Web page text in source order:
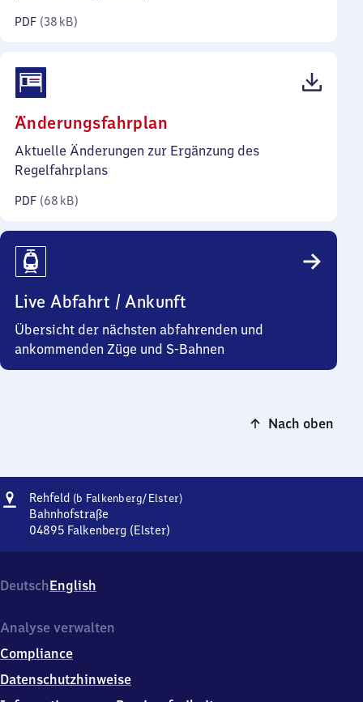
PDF (38 kB)
Änderungsfahrplan
68
Aktuelle Änderungen zur Ergänzung des
Regelfahrplans
PDF (68 kB)
Live Abfahrt / Ankunft
Übersicht der nächsten abfahrenden und
ankommenden Züge und S-Bahnen
Nach oben
Adresse
Rehfeld (b Falkenberg/​Elster)Rehfeld
Bahnhofstraße
04895 Falkenberg (Elster)
Falkenberg/Elster),
Bahnhofstraße,
4
9
5
DeutschEnglish
Analyse verwalten
Compliance
Datenschutzhinweise